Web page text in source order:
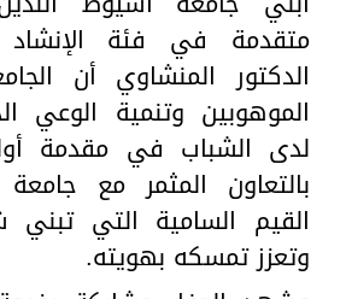
متقدمة في فئة الإنشاد
الدكتور المنشاوي أن
الموهوبين وتنمية الوعي
لدى الشباب في مقدمة
بالتعاون المثمر مع جامعة
القيم السامية التي
وتعزز تمسكه بهويته.